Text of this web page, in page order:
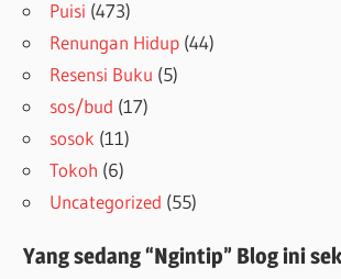
Puisi (473)
Renungan Hidup (44)
Resensi Buku (5)
sos/bud (17)
sosok (11)
Tokoh (6)
Uncategorized (55)
Yang sedang “Ngintip” Blog ini